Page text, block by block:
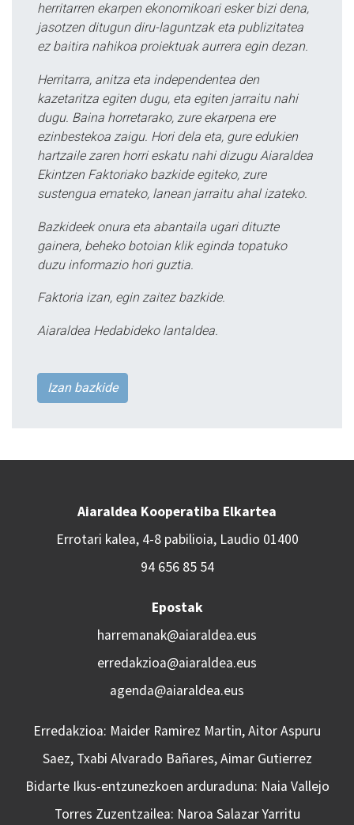
herritarren ekarpen ekonomikoari esker bizi dena,
jasotzen ditugun diru-laguntzak eta publizitatea
ez baitira nahikoa proiektuak aurrera egin dezan.
Herritarra, anitza eta independentea den
kazetaritza egiten dugu, eta egiten jarraitu nahi
dugu. Baina horretarako, zure ekarpena ere
ezinbestekoa zaigu. Hori dela eta, gure edukien
hartzaile zaren horri eskatu nahi dizugu Aiaraldea
Ekintzen Faktoriako bazkide egiteko, zure
sustengua emateko, lanean jarraitu ahal izateko.
Bazkideek onura eta abantaila ugari dituzte
gainera, beheko botoian klik eginda topatuko
duzu informazio hori guztia.
Faktoria izan, egin zaitez bazkide.
Aiaraldea Hedabideko lantaldea.
Izan bazkide
Aiaraldea Kooperatiba Elkartea
Errotari kalea, 4-8 pabilioia, Laudio 01400
94 656 85 54
Epostak
harremanak@aiaraldea.eus
erredakzioa@aiaraldea.eus
agenda@aiaraldea.eus
Erredakzioa: Maider Ramirez Martin, Aitor Aspuru
Saez, Txabi Alvarado Bañares, Aimar Gutierrez
Bidarte Ikus-entzunezkoen arduraduna: Naia Vallejo
Torres Zuzentzailea: Naroa Salazar Yarritu